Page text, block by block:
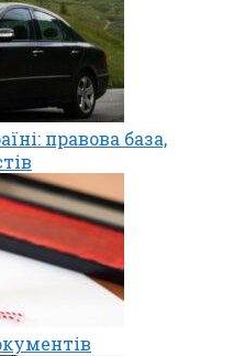
правова база,